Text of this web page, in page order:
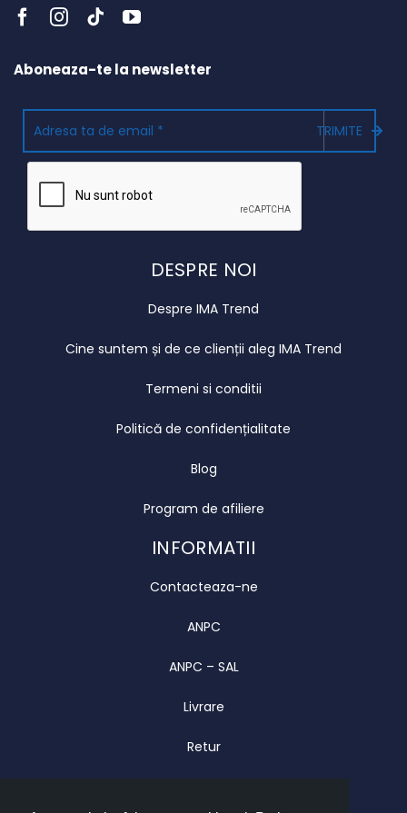
Aboneaza-te la newsletter
TRIMITE
DESPRE NOI
Despre IMA Trend
Cine suntem și de ce clienții aleg IMA Trend
Termeni si conditii
Politică de confidențialitate
Blog
Program de afiliere
INFORMATII
Contacteaza-ne
ANPC
ANPC – SAL
Livrare
Retur